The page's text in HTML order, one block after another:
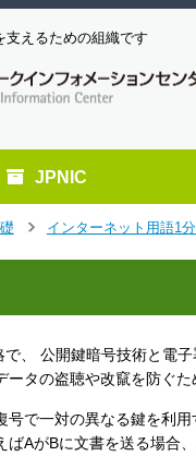
えるための組織です
JPNIC
インターネット用語1
で、 公開鍵暗号技術と電
タの盗聴や改竄を防ぐ
号で一対の異なる鍵を利
ばAがBに文書を送る場合